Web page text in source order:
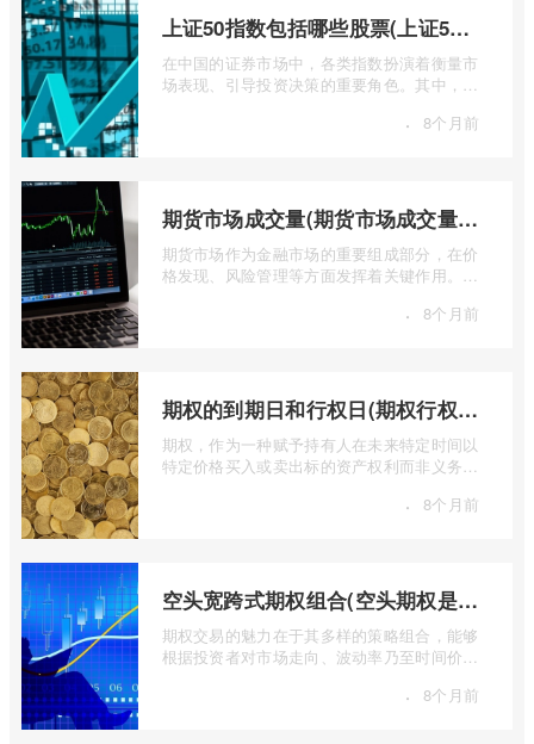
上证50指数包括哪些股票(上证50指数包含哪些股票)
在中国的证券市场中，各类指数扮演着衡量市
场表现、引导投资决策的重要角色。其中，上
· 8个月前
期货市场成交量(期货市场成交量萎缩)
期货市场作为金融市场的重要组成部分，在价
格发现、风险管理等方面发挥着关键作用。近
· 8个月前
期权的到期日和行权日(期权行权日到期虚值期权都将清零)
期权，作为一种赋予持有人在未来特定时间以
特定价格买入或卖出标的资产权利而非义务的
· 8个月前
空头宽跨式期权组合(空头期权是什么意思)
期权交易的魅力在于其多样的策略组合，能够
根据投资者对市场走向、波动率乃至时间价值
· 8个月前